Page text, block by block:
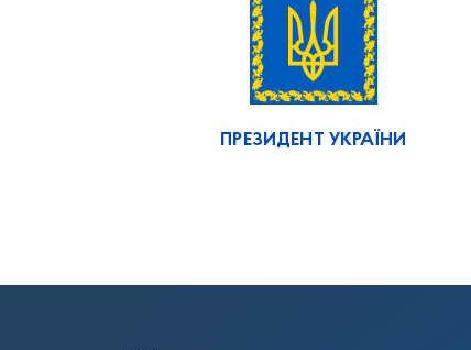
ПРЕЗИДЕНТ УКРАЇНИ